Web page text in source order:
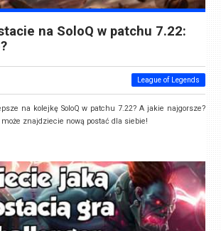
na SoloQ w patchu 7.22:
League of Legends
na kolejkę SoloQ w patchu 7.22? A jakie najgorsze?
znajdziecie nową postać dla siebie!